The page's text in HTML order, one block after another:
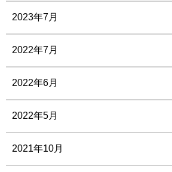
2023年7月
2022年7月
2022年6月
2022年5月
2021年10月